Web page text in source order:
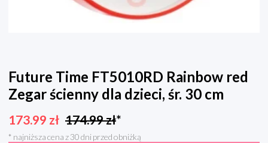
Future Time FT5010RD Rainbow red
Zegar ścienny dla dzieci, śr. 30 cm
173.99 zł 174.99zł*
* najniższa cena z 30 dni przed obniżką